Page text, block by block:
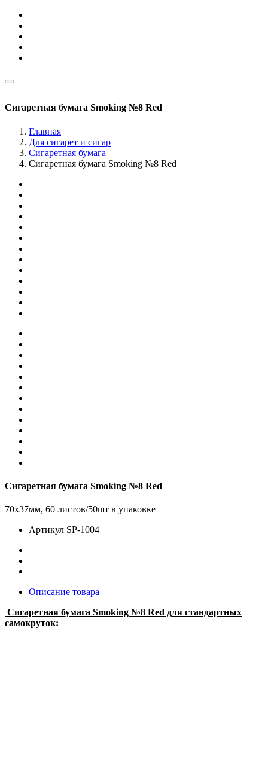
Сигаретная бумага Smoking №8 Red
Главная
Для сигарет и сигар
Сигаретная бумага
Сигаретная бумага Smoking №8 Red
Сигаретная бумага Smoking №8 Red
70x37мм, 60 листов/50шт в упаковке
Артикул SP-1004
Описание товара
Сигаретная бумага Smoking №8 Red для стандартных
самокруток: